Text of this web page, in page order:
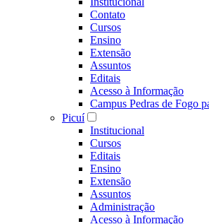
Contato
Cursos
Ensino
Extensão
Assuntos
Editais
Acesso à Informação
Campus Pedras de Fogo
Picuí
Institucional
Cursos
Editais
Ensino
Extensão
Assuntos
Administração
Acesso à Informação